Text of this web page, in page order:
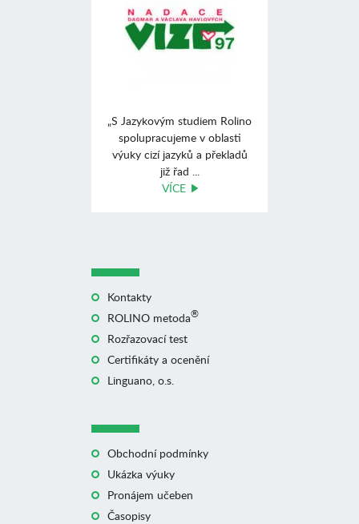
„S Jazykovým studiem Rolino
spolupracujeme v oblasti
výuky cizí jazyků a překladů
již řad ...
VÍCE
Kontakty
ROLINO metoda®
Rozřazovací test
Certifikáty a ocenění
Linguano, o.s.
Obchodní podmínky
Ukázka výuky
Pronájem učeben
Časopisy